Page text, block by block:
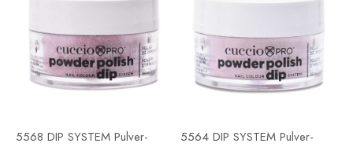
5568 DIP SYSTEM Pulver-
5564 DIP SYSTEM Pulver-